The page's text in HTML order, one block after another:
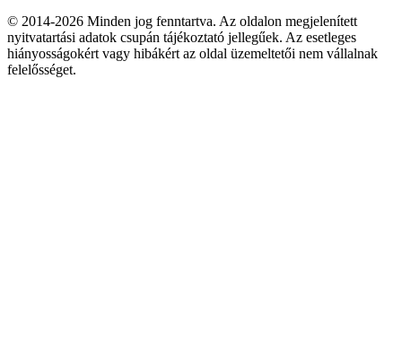
© 2014-2026 Minden jog fenntartva. Az oldalon megjelenített
nyitvatartási adatok csupán tájékoztató jellegűek. Az esetleges
hiányosságokért vagy hibákért az oldal üzemeltetői nem vállalnak
felelősséget.